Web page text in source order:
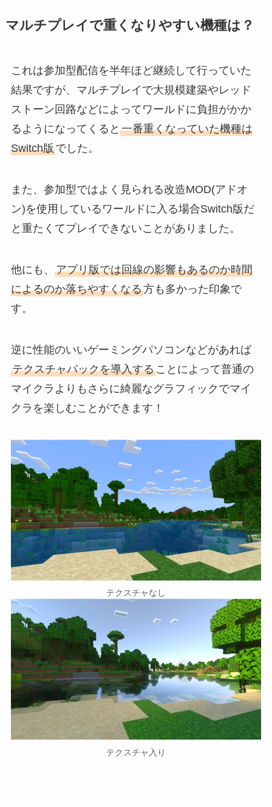
マルチプレイで重くなりやすい機種は？
これは参加型配信を半年ほど継続して行っていた
結果ですが、マルチプレイで大規模建築やレッド
ストーン回路などによってワールドに負担がかか
るようになってくると 一番重くなっていた機種は
Switch版でした。
また、参加型ではよく見られる改造MOD(アドオ
ン)を使用しているワールドに入る場合Switch版だ
と重たくてプレイできないことがありました。
他にも、 アプリ版では回線の影響もあるのか時間
によるのか落ちやすくなる方も多かった印象で
す。
逆に性能のいいゲーミングパソコンなどがあれば
テクスチャパックを導入することによって普通の
マイクラよりもさらに綺麗なグラフィックでマイ
クラを楽しむことができます！
テクスチャなし
テクスチャ入り